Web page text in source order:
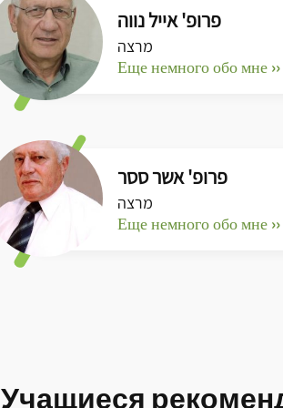
פרופ' אייל נווה
מרצה
Еще немного обо мне ››
פרופ' אשר ססר
מרצה
Еще немного обо мне ››
Учащиеся